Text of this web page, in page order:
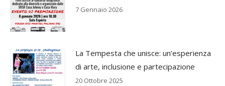
7 Gennaio 2026
La Tempesta che unisce: un’esperienza
di arte, inclusione e partecipazione
20 Ottobre 2025